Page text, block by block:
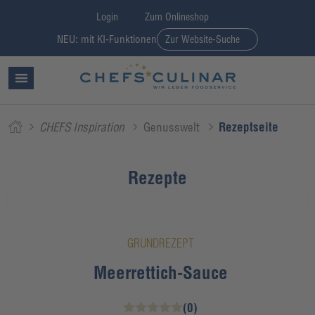
Login Zum Onlineshop
NEU: mit KI-Funktionen Zur Website-Suche
CHEFS Inspiration Genusswelt Rezeptseite
Rezepte
GRUNDREZEPT
Meerrettich-Sauce
(0)